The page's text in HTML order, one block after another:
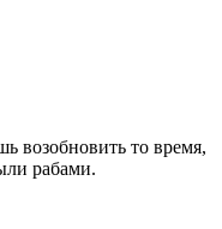
возобновить то время,
рабами.